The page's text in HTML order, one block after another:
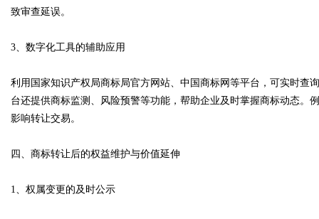
致审查延误。
3、数字化工具的辅助应用
利用国家知识产权局商标局官方网站、中国商标网等平台，可实时查
台还提供商标监测、风险预警等功能，帮助企业及时掌握商标动态。
影响转让交易。
四、商标转让后的权益维护与价值延伸
1、权属变更的及时公示